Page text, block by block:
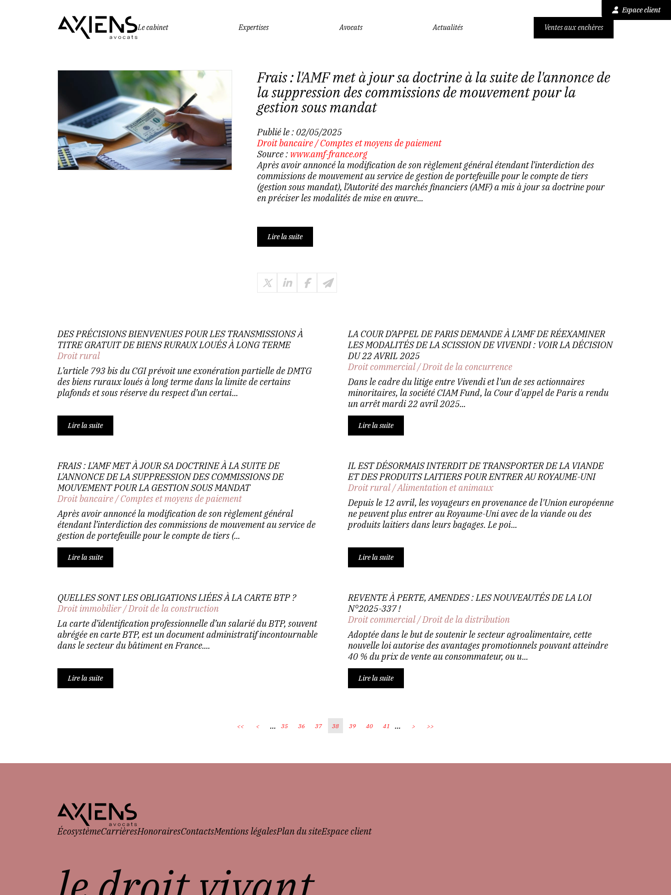
Espace client
Le cabinet
Expertises Avocats Actualités Ventes aux enchères
Frais : l'AMF met à jour sa doctrine à la suite de l'annonce de
la suppression des commissions de mouvement pour la
gestion sous mandat
Publié le :02/05/2025
Droit bancaire/Comptes et moyens de paiement
Source : www.amf-france.org
Après avoir annoncé la modification de son règlement général étendant l’interdiction des
commissions de mouvement au service de gestion de portefeuille pour le compte de tiers
(gestion sous mandat), l’Autorité des marchés financiers (AMF) a mis à jour sa doctrine pour
en préciser les modalités de mise en œuvre...
Lire la suite
DES PRÉCISIONS BIENVENUES POUR LES TRANSMISSIONS À
TITRE GRATUIT DE BIENS RURAUX LOUÉS À LONG TERME
Droit rural
L’article 793 bis du CGI prévoit une exonération partielle de DMTG
des biens ruraux loués à long terme dans la limite de certains
plafonds et sous réserve du respect d’un certai...
Lire la suite
LA COUR D’APPEL DE PARIS DEMANDE À L’AMF DE RÉEXAMINER
LES MODALITÉS DE LA SCISSION DE VIVENDI : VOIR LA DÉCISION
DU 22 AVRIL 2025
Droit commercial/Droit de la concurrence
Dans le cadre du litige entre Vivendi et l'un de ses actionnaires
minoritaires, la société CIAM Fund, la Cour d'appel de Paris a rendu
un arrêt mardi 22 avril 2025...
Lire la suite
FRAIS : L'AMF MET À JOUR SA DOCTRINE À LA SUITE DE
L'ANNONCE DE LA SUPPRESSION DES COMMISSIONS DE
MOUVEMENT POUR LA GESTION SOUS MANDAT
Droit bancaire/Comptes et moyens de paiement
Après avoir annoncé la modification de son règlement général
étendant l’interdiction des commissions de mouvement au service de
gestion de portefeuille pour le compte de tiers (...
Lire la suite
IL EST DÉSORMAIS INTERDIT DE TRANSPORTER DE LA VIANDE
ET DES PRODUITS LAITIERS POUR ENTRER AU ROYAUME-UNI
Droit rural/Alimentation et animaux
Depuis le 12 avril, les voyageurs en provenance de l'Union européenne
ne peuvent plus entrer au Royaume-Uni avec de la viande ou des
produits laitiers dans leurs bagages. Le poi...
Lire la suite
QUELLES SONT LES OBLIGATIONS LIÉES À LA CARTE BTP ?
Droit immobilier/Droit de la construction
La carte d’identification professionnelle d’un salarié du BTP, souvent
abrégée en carte BTP, est un document administratif incontournable
dans le secteur du bâtiment en France....
Lire la suite
REVENTE À PERTE, AMENDES : LES NOUVEAUTÉS DE LA LOI
N°2025-337 !
Droit commercial/Droit de la distribution
Adoptée dans le but de soutenir le secteur agroalimentaire, cette
nouvelle loi autorise des avantages promotionnels pouvant atteindre
40 % du prix de vente au consommateur, ou u...
Lire la suite
<< < ... 35 36 37 38 39 40 41 ... > >>
ÉcosystèmeCarrièresHonorairesContactsMentions légalesPlan du siteEspace client